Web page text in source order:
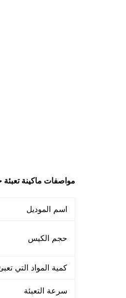
مواصفات ماكينة
اسم الموديل
حجم الكيس
كمية المواد التي
سرعة التعبئة